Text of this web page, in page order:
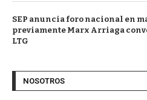
SEP anuncia foro nacional en
previamente Marx Arriaga
LTG
NOSOTROS